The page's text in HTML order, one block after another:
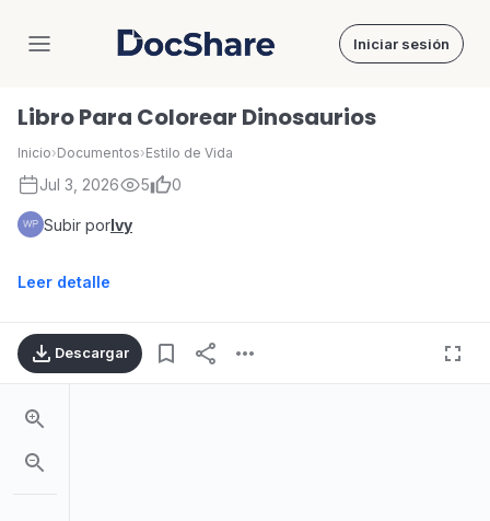
DocShare Iniciar sesión
Libro Para Colorear Dinosaurios
Inicio›Documentos›Estilo de Vida
Jul 3, 2026 5 0
Subir porIvy
Leer detalle
Descargar